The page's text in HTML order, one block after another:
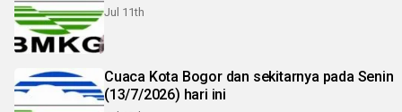
Jul 11th
Cuaca Kota Bogor dan sekitarnya pada Senin
(13/7/2026) hari ini